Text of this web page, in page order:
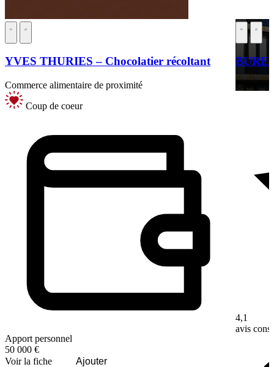
YVES THURIES – Chocolatier récoltant
Commerce alimentaire de proximité
Coup de coeur
Apport personnel
50 000 €
Voir la fiche
Ajouter
4,1
avis